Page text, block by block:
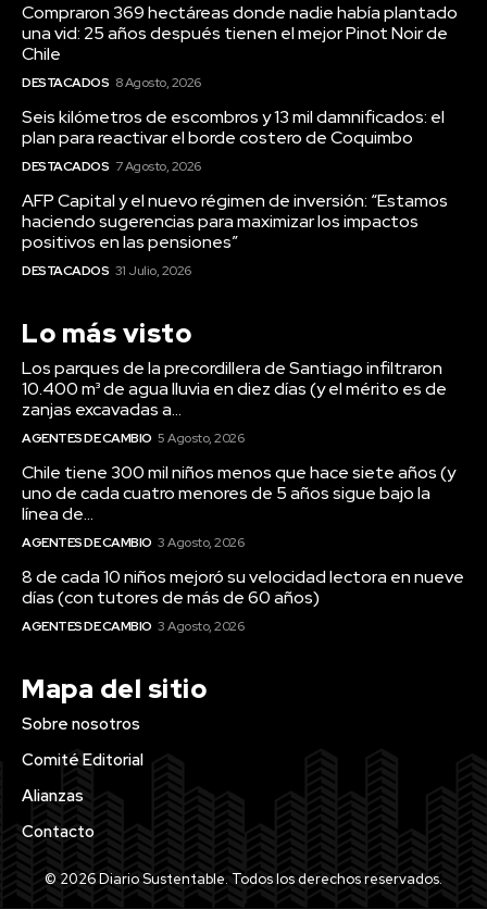
Compraron 369 hectáreas donde nadie había plantado
una vid: 25 años después tienen el mejor Pinot Noir de
Chile
DESTACADOS 8 Agosto, 2026
Seis kilómetros de escombros y 13 mil damnificados: el
plan para reactivar el borde costero de Coquimbo
DESTACADOS 7 Agosto, 2026
AFP Capital y el nuevo régimen de inversión: “Estamos
haciendo sugerencias para maximizar los impactos
positivos en las pensiones”
DESTACADOS 31 Julio, 2026
Lo más visto
Los parques de la precordillera de Santiago infiltraron
10.400 m³ de agua lluvia en diez días (y el mérito es de
zanjas excavadas a...
AGENTES DE CAMBIO 5 Agosto, 2026
Chile tiene 300 mil niños menos que hace siete años (y
uno de cada cuatro menores de 5 años sigue bajo la
línea de...
AGENTES DE CAMBIO 3 Agosto, 2026
8 de cada 10 niños mejoró su velocidad lectora en nueve
días (con tutores de más de 60 años)
AGENTES DE CAMBIO 3 Agosto, 2026
Mapa del sitio
Sobre nosotros
Comité Editorial
Alianzas
Contacto
© 2026 Diario Sustentable. Todos los derechos reservados.